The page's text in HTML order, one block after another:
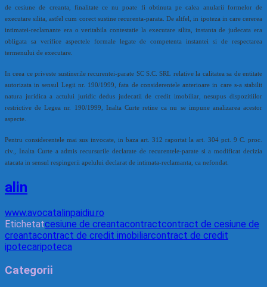
de cesiune de creanta, finalitate ce nu poate fi obtinuta pe calea anularii formelor de
executare silita, astfel cum corect sustine recurenta-parata. De altfel, in ipoteza in care cererea
intimatei-reclamante era o veritabila contestatie la executare silita, instanta de judecata era
obligata sa verifice aspectele formale legate de competenta instantei si de respectarea
termenului de executare.
In ceea ce priveste sustinerile recurentei-parate SC S.C. SRL relative la calitatea sa de entitate
autorizata in sensul Legii nr. 190/1999, fata de considerentele anterioare in care s-a stabilit
natura juridica a actului juridic dedus judecatii de credit imobiliar, nesupus dispozitiilor
restrictive de Legea nr. 190/1999, Inalta Curte retine ca nu se impune analizarea acestor
aspecte.
Pentru considerentele mai sus invocate, in baza art. 312 raportat la art. 304 pct. 9 C. proc.
civ., Inalta Curte a admis recursurile declarate de recurentele-parate si a modificat decizia
atacata in sensul respingerii apelului declarat de intimata-reclamanta, ca nefondat.
alin
www.avocatalinpaidiu.ro
Etichetatcesiune de creantacontractcontract de cesiune de
creantacontract de credit imobiliarcontract de credit
ipotecaripoteca
Categorii